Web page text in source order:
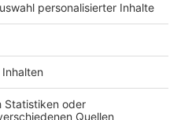
Flammen unter
hat ein Wellblechdach
schwierig. Wahrscheinlich
den vorderen Teil der